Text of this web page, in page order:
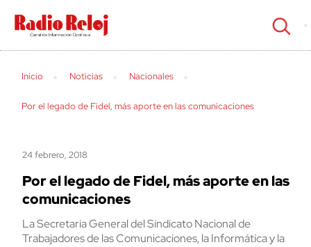
cerrar
Inicio Noticias Nacionales
Por el legado de Fidel, más aporte en las comunicaciones
24 febrero, 2018
Por el legado de Fidel, más aporte en las
comunicaciones
La Secretaria General del Sindicato Nacional de
Trabajadores de las Comunicaciones, la Informática y la